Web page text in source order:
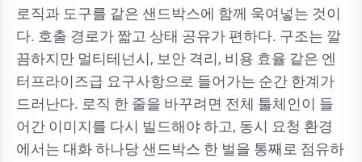
로직과 도구를 같은 샌드박스에 함께 욱여넣는 것이
다. 호출 경로가 짧고 상태 공유가 편하다. 구조는 깔
끔하지만 멀티테넌시, 보안 격리, 비용 효율 같은 엔
터프라이즈급 요구사항으로 들어가는 순간 한계가
드러난다. 로직 한 줄을 바꾸려면 전체 툴체인이 들
어간 이미지를 다시 빌드해야 하고, 동시 요청 환경
에서는 대화 하나당 샌드박스 한 벌을 통째로 점유하